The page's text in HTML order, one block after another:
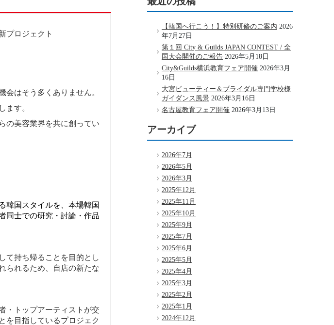
プロジェクト
はそう多くありません。
ます。
の美容業界を共に創ってい
韓国スタイルを、本場韓国
同士での研究・討論・作品
て持ち帰ることを目的とし
られるため、自店の新たな
・トップアーティストが交
を目指しているプロジェク
【韓国へ行こう！】特別研修のご案内 2026
年7月27日
第１回 City & Guilds JAPAN CONTEST / 全
国大会開催のご報告 2026年5月18日
City&Guilds横浜教育フェア開催 2026年3月
16日
大宮ビューティー＆ブライダル専門学校様
ガイダンス風景 2026年3月16日
名古屋教育フェア開催 2026年3月13日
アーカイブ
2026年7月
2026年5月
2026年3月
2025年12月
2025年11月
2025年10月
2025年9月
2025年7月
2025年6月
2025年5月
2025年4月
2025年3月
2025年2月
2025年1月
2024年12月